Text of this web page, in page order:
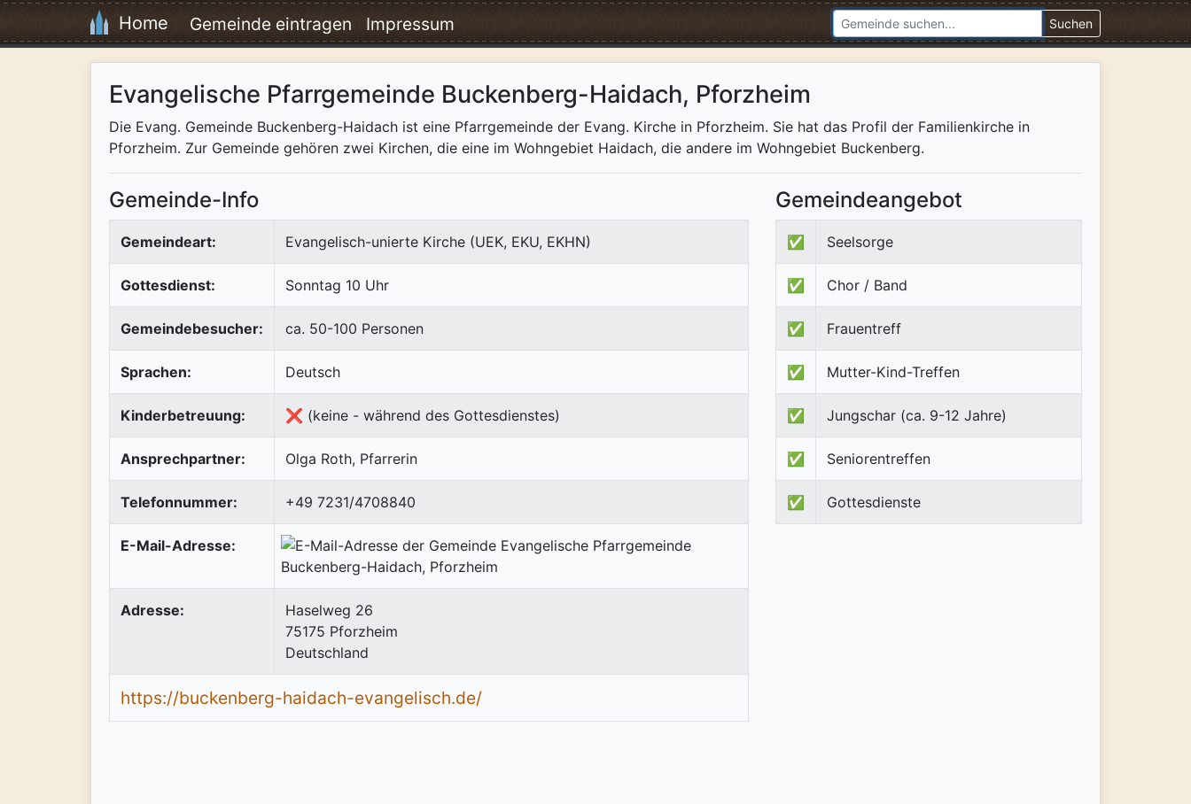
Home Gemeinde eintragen Impressum Suchen
Evangelische Pfarrgemeinde Buckenberg-Haidach, Pforzheim
Die Evang. Gemeinde Buckenberg-Haidach ist eine Pfarrgemeinde der Evang. Kirche in Pforzheim. Sie hat das Profil der Familienkirche in
Pforzheim. Zur Gemeinde gehören zwei Kirchen, die eine im Wohngebiet Haidach, die andere im Wohngebiet Buckenberg.
Gemeinde-Info
Gemeindeart: Evangelisch-unierte Kirche (UEK, EKU, EKHN)
Gottesdienst: Sonntag 10 Uhr
Gemeindebesucher: ca. 50-100 Personen
Sprachen: Deutsch
Kinderbetreuung: ❌ (keine - während des Gottesdienstes)
Ansprechpartner: Olga Roth, Pfarrerin
Telefonnummer: +49 7231/4708840
E-Mail-Adresse:
Adresse:
Haselweg 26
75175 Pforzheim
Deutschland
https://buckenberg-haidach-evangelisch.de/
Gemeindeangebot
✅ Seelsorge
✅ Chor / Band
✅ Frauentreff
✅ Mutter-Kind-Treffen
✅ Jungschar (ca. 9-12 Jahre)
✅ Seniorentreffen
✅ Gottesdienste